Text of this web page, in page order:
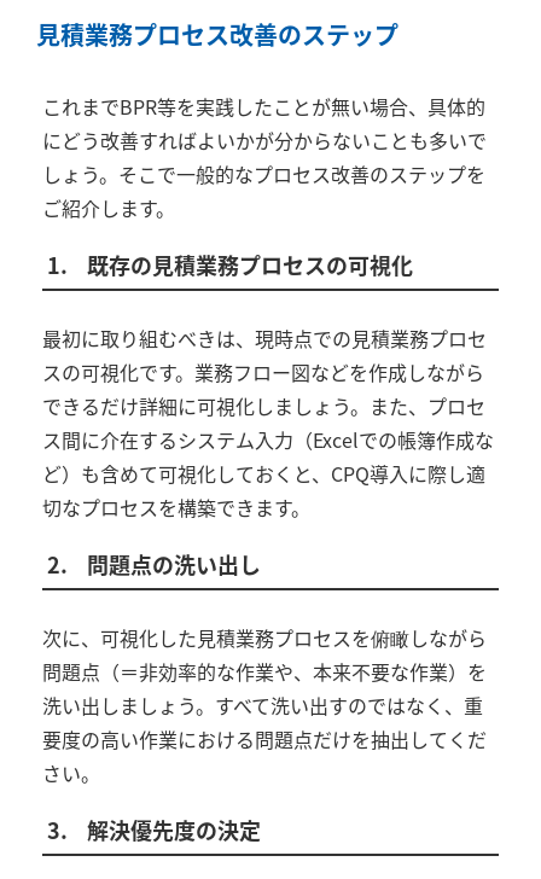
見積業務プロセス改善のステップ
これまでBPR等を実践したことが無い場合、具体的
にどう改善すればよいかが分からないことも多いで
しょう。そこで一般的なプロセス改善のステップを
ご紹介します。
1. 既存の見積業務プロセスの可視化
最初に取り組むべきは、現時点での見積業務プロセ
スの可視化です。業務フロー図などを作成しながら
できるだけ詳細に可視化しましょう。また、プロセ
ス間に介在するシステム入力（Excelでの帳簿作成な
ど）も含めて可視化しておくと、CPQ導入に際し適
切なプロセスを構築できます。
2. 問題点の洗い出し
次に、可視化した見積業務プロセスを俯瞰しながら
問題点（＝非効率的な作業や、本来不要な作業）を
洗い出しましょう。すべて洗い出すのではなく、重
要度の高い作業における問題点だけを抽出してくだ
さい。
3. 解決優先度の決定